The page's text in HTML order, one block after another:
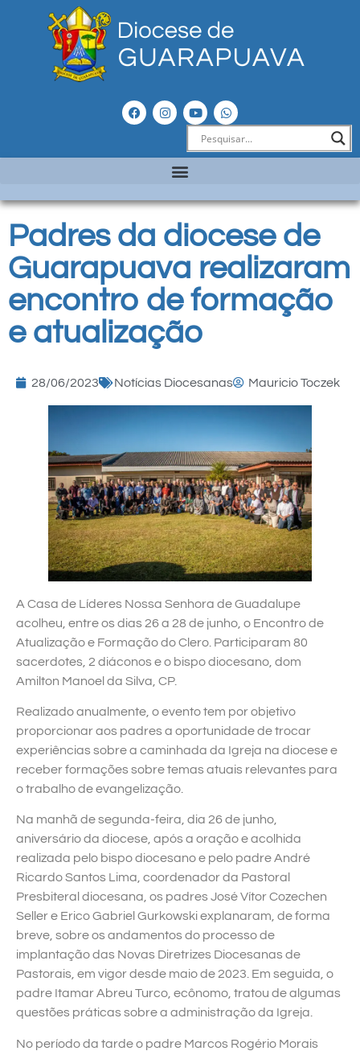
Padres da diocese de
Guarapuava realizaram
encontro de formação
e atualização
28/06/2023 Notícias Diocesanas Mauricio Toczek
A Casa de Líderes Nossa Senhora de Guadalupe
acolheu, entre os dias 26 a 28 de junho, o Encontro de
Atualização e Formação do Clero. Participaram 80
sacerdotes, 2 diáconos e o bispo diocesano, dom
Amilton Manoel da Silva, CP.
Realizado anualmente, o evento tem por objetivo
proporcionar aos padres a oportunidade de trocar
experiências sobre a caminhada da Igreja na diocese e
receber formações sobre temas atuais relevantes para
o trabalho de evangelização.
Na manhã de segunda-feira, dia 26 de junho,
aniversário da diocese, após a oração e acolhida
realizada pelo bispo diocesano e pelo padre André
Ricardo Santos Lima, coordenador da Pastoral
Presbiteral diocesana, os padres José Vítor Cozechen
Seller e Erico Gabriel Gurkowski explanaram, de forma
breve, sobre os andamentos do processo de
implantação das Novas Diretrizes Diocesanas de
Pastorais, em vigor desde maio de 2023. Em seguida, o
padre Itamar Abreu Turco, ecônomo, tratou de algumas
questões práticas sobre a administração da Igreja.
No período da tarde o padre Marcos Rogério Morais